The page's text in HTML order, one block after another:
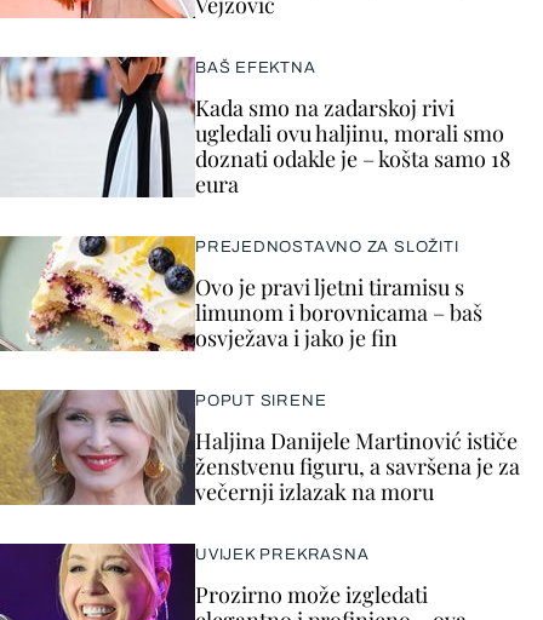
BAŠ EFEKTNA
Kada smo na zadarskoj rivi
ugledali ovu haljinu, morali smo
doznati odakle je – košta samo 18
eura
PREJEDNOSTAVNO ZA SLOŽITI
Ovo je pravi ljetni tiramisu s
limunom i borovnicama – baš
osvježava i jako je fin
POPUT SIRENE
Haljina Danijele Martinović ističe
ženstvenu figuru, a savršena je za
večernji izlazak na moru
UVIJEK PREKRASNA
Prozirno može izgledati